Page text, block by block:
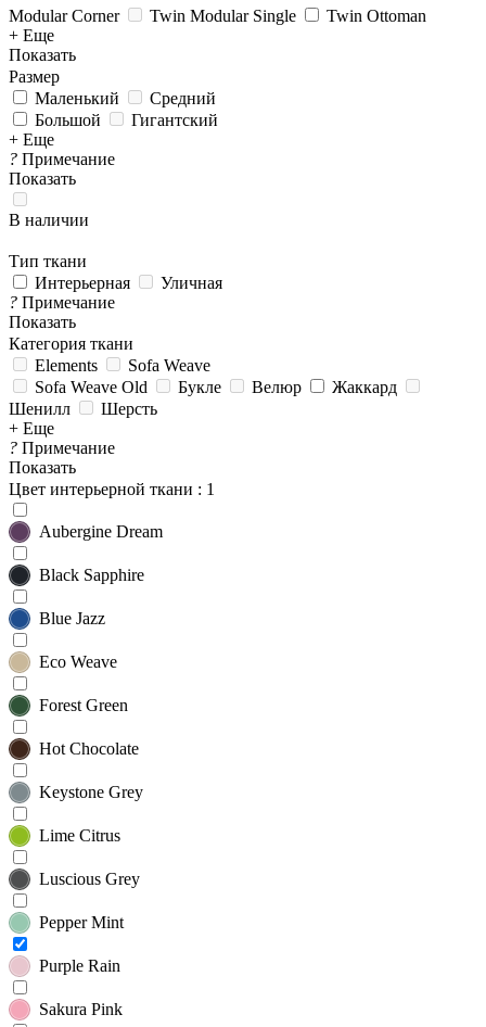
Modular Corner
Twin Modular Single
Twin Ottoman
+ Еще
Показать
Размер
Маленький
Средний
Большой
Гигантский
+ Еще
? Примечание
Показать
В наличии
Тип ткани
Интерьерная
Уличная
? Примечание
Показать
Категория ткани
Elements
Sofa Weave
Sofa Weave Old
Букле Велюр
Жаккард
Шенилл
Шерсть
+ Еще
? Примечание
Показать
Цвет интерьерной ткани : 1
Aubergine Dream
Black Sapphire
Blue Jazz
Eco Weave
Forest Green
Hot Chocolate
Keystone Grey
Lime Citrus
Luscious Grey
Pepper Mint
Purple Rain
Sakura Pink